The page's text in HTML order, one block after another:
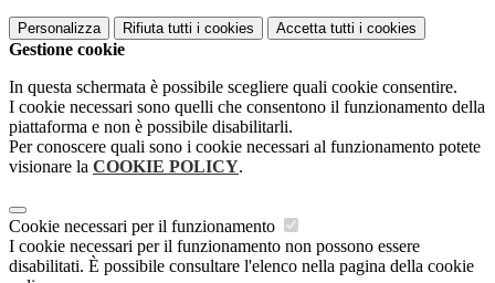
Personalizza Rifiuta tutti i cookies Accetta tutti i cookies
Gestione cookie
In questa schermata è possibile scegliere quali cookie consentire.
I cookie necessari sono quelli che consentono il funzionamento della
piattaforma e non è possibile disabilitarli.
Per conoscere quali sono i cookie necessari al funzionamento potete
visionare la COOKIE POLICY.
Cookie necessari per il funzionamento
I cookie necessari per il funzionamento non possono essere
disabilitati. È possibile consultare l'elenco nella pagina della cookie